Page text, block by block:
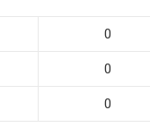
0
0
0